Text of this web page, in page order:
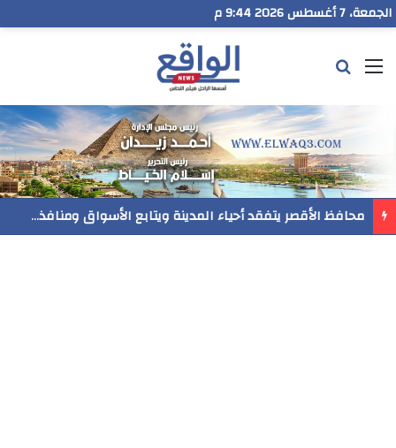
الجمعة، 7 أغسطس 2026 9:44 م
القائمة
محافظ الأقصر يتفقد أحياء المدينة ويتابع الأسواق ومنافذ بيع السلع والخدمات المقدمة للمواطنين